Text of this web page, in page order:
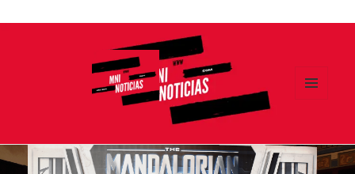
Ir